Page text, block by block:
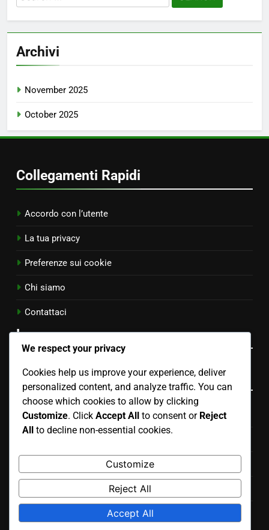
for:
Archivi
November 2025
October 2025
Collegamenti Rapidi
Accordo con l’utente
La tua privacy
Preferenze sui cookie
Chi siamo
Contattaci
Language
Categorie
SEO per il Marketing dei Brand di Moda in Bulgaria
Strategie SEO per Brand di Moda in Spagna
Strategie SEO per Brand di Moda USA
Strategie SEO per la Moda Svedese
We respect your privacy
Cookies help us improve your experience, deliver
personalized content, and analyze traffic. You can
choose which cookies to allow by clicking
Customize. Click Accept All to consent or Reject
All to decline non-essential cookies.
Customize
Reject All
Accept All